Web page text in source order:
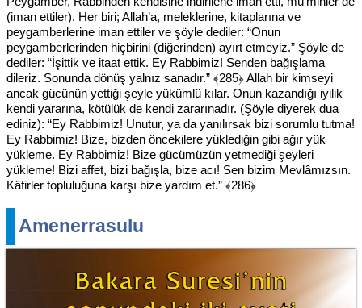
(iman ettiler). Her biri; Allah’a, meleklerine, kitaplarına ve
peygamberlerine iman ettiler ve şöyle dediler: “Onun
peygamberlerinden hiçbirini (diğerinden) ayırt etmeyiz.” Şöyle de
dediler: “İşittik ve itaat ettik. Ey Rabbimiz! Senden bağışlama
dileriz. Sonunda dönüş yalnız sanadır.” ﴾285﴿ Allah bir kimseyi
ancak gücünün yettiği şeyle yükümlü kılar. Onun kazandığı iyilik
kendi yararına, kötülük de kendi zararınadır. (Şöyle diyerek dua
ediniz): “Ey Rabbimiz! Unutur, ya da yanılırsak bizi sorumlu tutma!
Ey Rabbimiz! Bize, bizden öncekilere yüklediğin gibi ağır yük
yükleme. Ey Rabbimiz! Bize gücümüzün yetmediği şeyleri
yükleme! Bizi affet, bizi bağışla, bize acı! Sen bizim Mevlâmızsın.
Kâfirler topluluğuna karşı bize yardım et.” ﴾286﴿
Amenerrasulu